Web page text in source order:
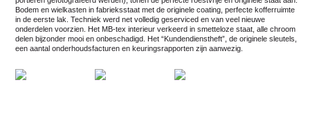
Bodem en wielkasten in fabrieksstaat met de originele coating, perfecte kofferruimte
in de eerste lak. Techniek werd net volledig geserviced en van veel nieuwe
onderdelen voorzien. Het MB-tex interieur verkeerd in smetteloze staat, alle chroom
delen bijzonder mooi en onbeschadigd. Het “Kundendienstheft”, de originele sleutels,
een aantal onderhoudsfacturen en keuringsrapporten zijn aanwezig.